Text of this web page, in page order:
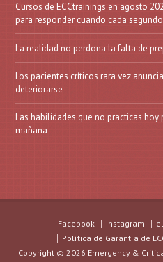
Cursos de ECCtrainings en agosto
para responder cuando cada
La realidad no perdona la falta de
Los pacientes críticos rara vez
deteriorarse
Las habilidades que no practicas hoy
mañana
Facebook Instagram
Política de Garantía de
Copyright © 2026 Emergency &